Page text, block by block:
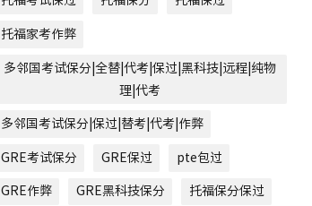
托福家考作弊
多邻国考试保分|全替|代考|保过|黑科技|远程|纯物
理|代考
多邻国考试保分|保过|替考|代考|作弊
GRE考试保分 GRE保过 pte包过
GRE作弊 GRE黑科技保分 托福保分保过